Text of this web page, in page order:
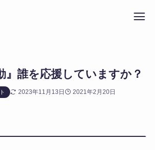
』誰を応援していますか？
2023年11月13日 2021年2月20日